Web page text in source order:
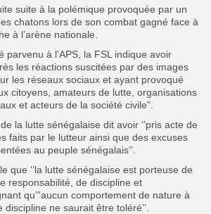
suite à la polémique provoquée par un
chatons lors de son combat gagné face à
à l’arène nationale.
parvenu à l’APS, la FSL indique avoir
les réactions suscitées par des images
les réseaux sociaux et ayant provoqué
citoyens, amateurs de lutte, organisations
et acteurs de la société civile”.
la lutte sénégalaise dit avoir ‘’pris acte de
faits par le lutteur ainsi que des excuses
au peuple sénégalais’’.
que ‘’la lutte sénégalaise est porteuse de
responsabilité, de discipline et
qu’”aucun comportement de nature à
ne saurait être toléré’’.